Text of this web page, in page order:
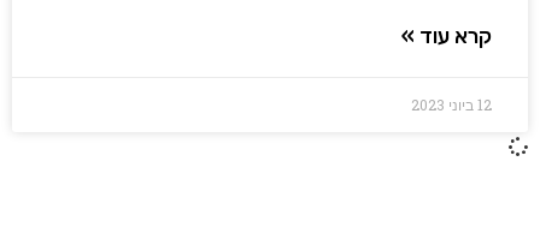
קרא עוד »
12 ביוני 2023